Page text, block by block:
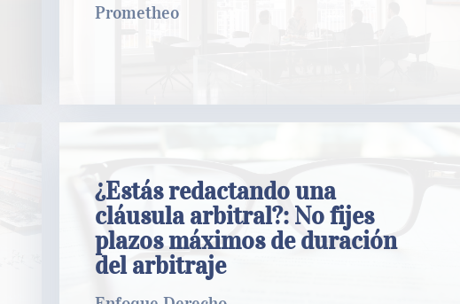
Prometheo
¿Estás redactando una
cláusula arbitral?: No fijes
plazos máximos de duración
del arbitraje
¿Estás redactando una cláusula arbitral?:
No fijes plazos máximos de duración del
arbitraje
Enfoque Derecho